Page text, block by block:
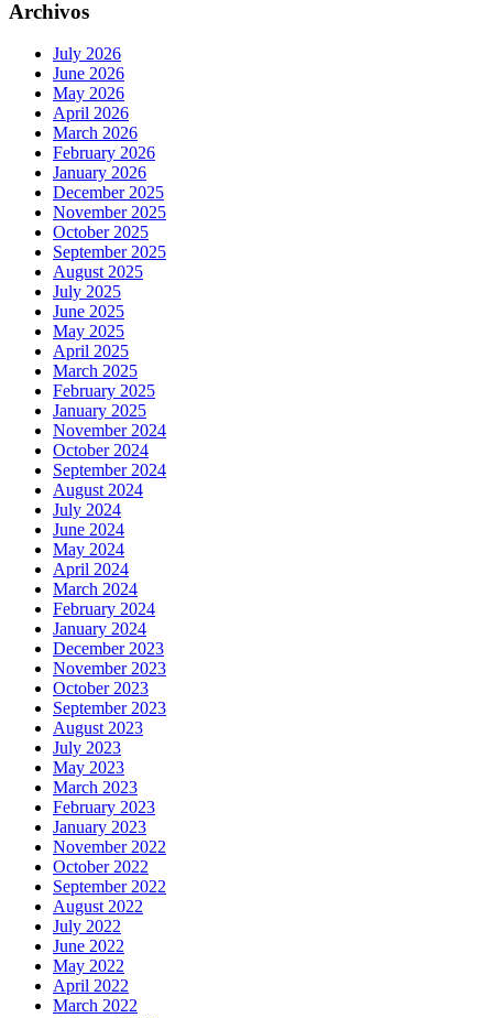
Archivos
July 2026
June 2026
May 2026
April 2026
March 2026
February 2026
January 2026
December 2025
November 2025
October 2025
September 2025
August 2025
July 2025
June 2025
May 2025
April 2025
March 2025
February 2025
January 2025
November 2024
October 2024
September 2024
August 2024
July 2024
June 2024
May 2024
April 2024
March 2024
February 2024
January 2024
December 2023
November 2023
October 2023
September 2023
August 2023
July 2023
May 2023
March 2023
February 2023
January 2023
November 2022
October 2022
September 2022
August 2022
July 2022
June 2022
May 2022
April 2022
March 2022